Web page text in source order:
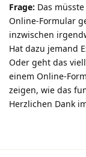
Frage: Das
Online-Formular
inzwischen
Hat dazu jemand
Oder geht das
einem Online-
zeigen, wie das
Herzlichen Dank